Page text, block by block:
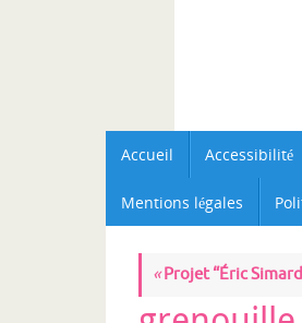
Accueil Accessibilité
Mentions légales
«Projet “Éric